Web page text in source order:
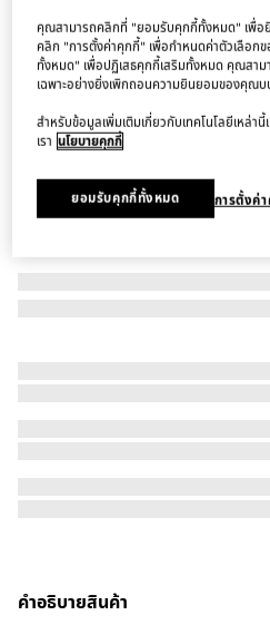
กระเป๋า Ophidia small
฿64,000
ตัวแปร ผ้า GG สีเบจและสีขาว
คำอธิบายสินค้า
คุณสามารถคลิกที่ "ยอมรับคุกกี้ทั้งหมด" เพื่อยิ
คลิก "การตั้งค่าคุกกี้" เพื่อกำหนดค่าตัวเลือ
ทั้งหมด" เพื่อปฏิเสธคุกกี้เสริมทั้งหมด คุณสาม
เฉพาะอย่างยิ่งเพิกถอนความยินยอมของคุณบน
สำหรับข้อมูลเพิ่มเติมเกี่ยวกับเทคโนโลยีเหล่านี้
เรา นโยบายคุกกี้
การตั้งค่
ยอมรับคุกกี้ทั้งหมด